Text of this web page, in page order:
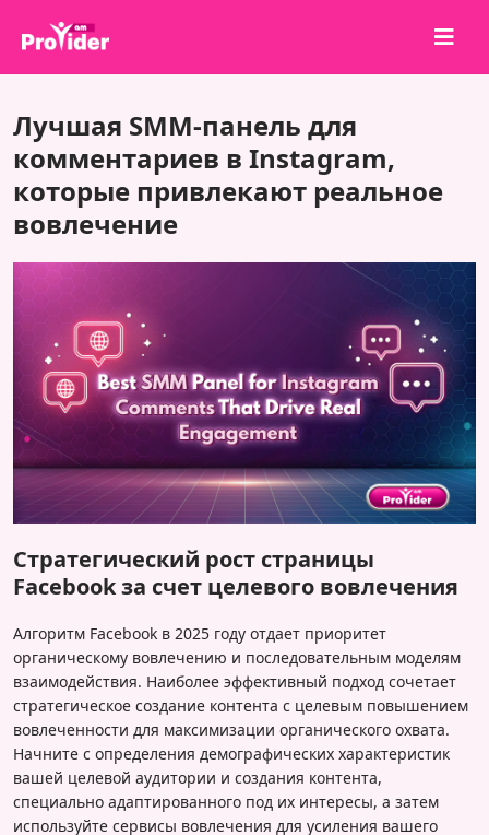
О нас
Войти
Регистрация
Услуги
Условия
Блог
Лучшая SMM-панель для
комментариев в Instagram,
которые привлекают реальное
вовлечение
Стратегический рост страницы
Facebook за счет целевого вовлечения
Алгоритм Facebook в 2025 году отдает приоритет
органическому вовлечению и последовательным моделям
взаимодействия. Наиболее эффективный подход сочетает
стратегическое создание контента с целевым повышением
вовлеченности для максимизации органического охвата.
Начните с определения демографических характеристик
вашей целевой аудитории и создания контента,
специально адаптированного под их интересы, а затем
используйте сервисы вовлечения для усиления вашего